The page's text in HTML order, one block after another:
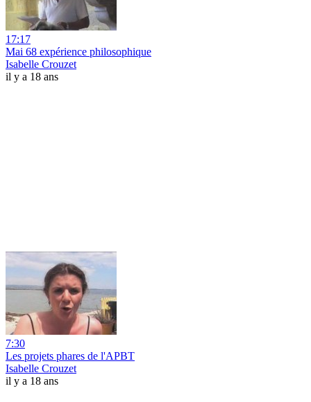
17:17
Mai 68 expérience philosophique
Isabelle Crouzet
il y a 18 ans
7:30
Les projets phares de l'APBT
Isabelle Crouzet
il y a 18 ans